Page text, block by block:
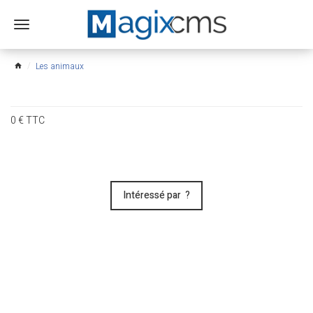
Ouvrir
menu
home Les animaux
0€TTC
Intéressé par ?